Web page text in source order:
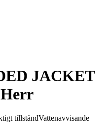
JACKET
tillståndVattenavvisande